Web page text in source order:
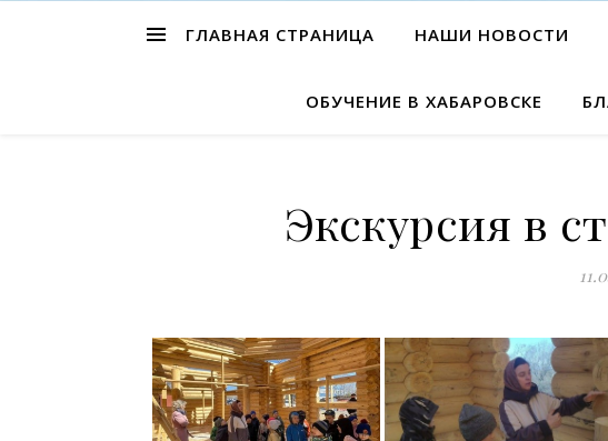
ГЛАВНАЯ СТРАНИЦА НАШИ НОВОСТИ
ОБУЧЕНИЕ В ХАБАРОВСКЕ
Экскурсия в